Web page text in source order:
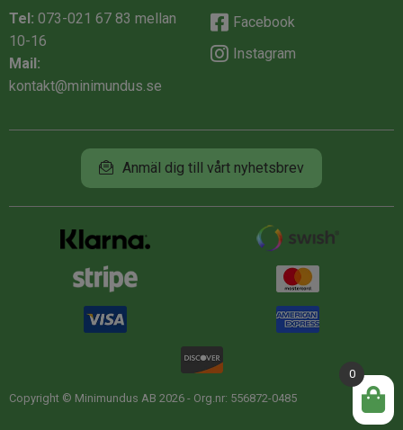
Tel: 073-021 67 83 mellan
10-16
Mail:
kontakt@minimundus.se
Facebook
Instagram
Anmäl dig till vårt nyhetsbrev
Copyright © Minimundus AB 2026 - Org.nr: 556872-0485
0